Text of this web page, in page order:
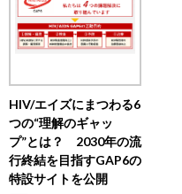
HIV/エイズにまつわる6
つの“理解のギャッ
プ”とは？ 2030年の流
行終結を目指すGAP6の
特設サイトを公開